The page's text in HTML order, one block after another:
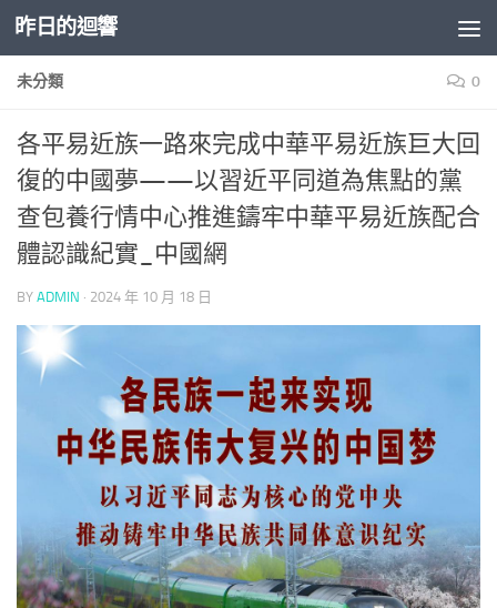
Skip to content
昨日的迴響
未分類 0
各平易近族一路來完成中華平易近族巨大回
復的中國夢——以習近平同道為焦點的黨
查包養行情中心推進鑄牢中華平易近族配合
體認識紀實_中國網
BY ADMIN · 2024 年 10 月 18 日